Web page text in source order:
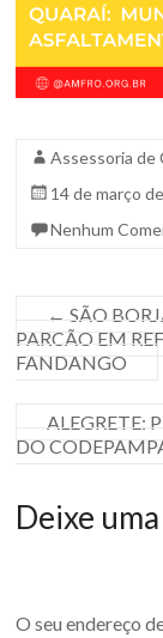
Assessoria de
14 de março
Nenhum
← SÃO
PARCÃO EM
FANDANGO
ALEGRETE:
DO
Deixe
O seu endereço